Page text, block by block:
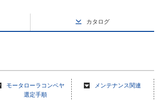
カタログ
モータローラコンベヤ
選定手順
メンテナンス関連